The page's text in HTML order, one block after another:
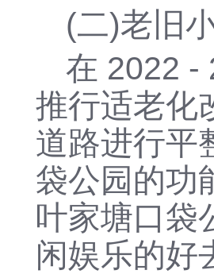
(二)老旧
在 2022 -
推行适老化
道路进行平
袋公园的功
叶家塘口袋
闲娱乐的好